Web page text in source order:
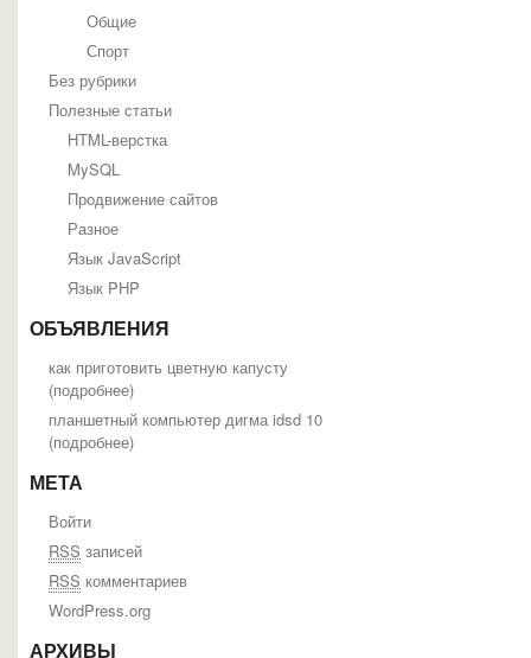
Общие
Спорт
Без рубрики
Полезные статьи
HTML-верстка
MySQL
Продвижение сайтов
Разное
Язык JavaScript
Язык PHP
ОБЪЯВЛЕНИЯ
как приготовить цветную капусту
(подробнее)
планшетный компьютер дигма idsd 10
(подробнее)
МЕТА
Войти
RSS записей
RSS комментариев
WordPress.org
АРХИВЫ